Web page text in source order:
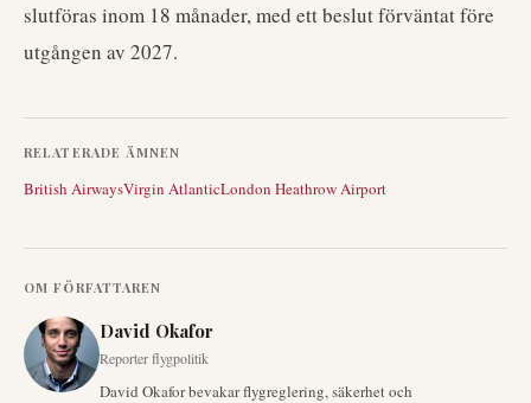
slutföras inom 18 månader, med ett beslut förväntat före
utgången av 2027.
RELATERADE ÄMNEN
British AirwaysVirgin AtlanticLondon Heathrow Airport
OM FÖRFATTAREN
David Okafor
Reporter flygpolitik
David Okafor bevakar flygreglering, säkerhet och